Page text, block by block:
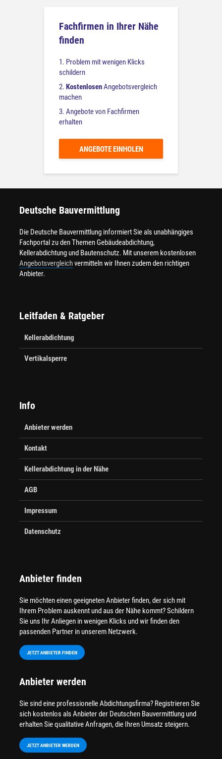
Fachfirmen in Ihrer Nähe
finden
1. Problem mit wenigen Klicks
schildern
2. KostenlosenAngebotsvergleich
machen
3. Angebote von Fachfirmen
erhalten
ANGEBOTE EINHOLEN
Deutsche Bauvermittlung
Die Deutsche Bauvermittlung informiert Sie als unabhängiges
Fachportal zu den Themen Gebäudeabdichtung,
Kellerabdichtung und Bautenschutz. Mit unserem kostenlosen
Angebotsvergleichvermitteln wir Ihnen zudem den richtigen
Anbieter.
Leitfaden & Ratgeber
Kellerabdichtung
Vertikalsperre
Info
Anbieter werden
Kontakt
Kellerabdichtung in der Nähe
AGB
Impressum
Datenschutz
Anbieter finden
Sie möchten einen geeigneten Anbieter finden, der sich mit
Ihrem Problem auskennt und aus der Nähe kommt? Schildern
Sie uns Ihr Anliegen in wenigen Klicks und wir finden den
passenden Partner in unserem Netzwerk.
JETZT ANBIETER FINDEN
Anbieter werden
Sie sind eine professionelle Abdichtungsfirma? Registrieren Sie
sich kostenlos als Anbieter der Deutschen Bauvermittlung und
erhalten Sie qualitative Anfragen, die Ihren Umsatz steigern.
JETZT ANBIETER WERDEN